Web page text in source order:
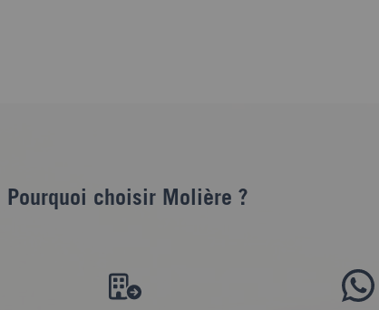
Pourquoi choisir Molière ?